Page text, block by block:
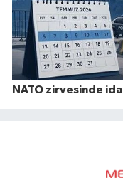
NATO zirvesinde